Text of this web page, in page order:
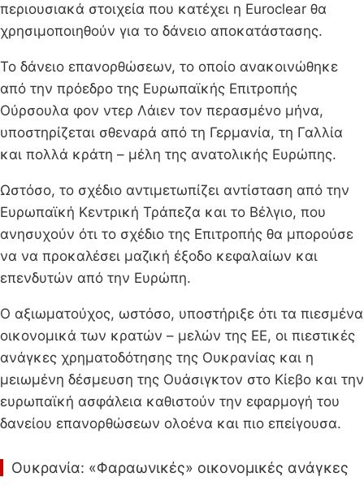
περιουσιακά στοιχεία που κατέχει η Euroclear θα
χρησιμοποιηθούν για το δάνειο αποκατάστασης.
Το δάνειο επανορθώσεων, το οποίο ανακοινώθηκε
από την πρόεδρο της Ευρωπαϊκής Επιτροπής
Ούρσουλα φον ντερ Λάιεν τον περασμένο μήνα,
υποστηρίζεται σθεναρά από τη Γερμανία, τη Γαλλία
και πολλά κράτη – μέλη της ανατολικής Ευρώπης.
Ωστόσο, το σχέδιο αντιμετωπίζει αντίσταση από την
Ευρωπαϊκή Κεντρική Τράπεζα και το Βέλγιο, που
ανησυχούν ότι το σχέδιο της Επιτροπής θα μπορούσε
να να προκαλέσει μαζική έξοδο κεφαλαίων και
επενδυτών από την Ευρώπη.
Ο αξιωματούχος, ωστόσο, υποστήριξε ότι τα πιεσμένα
οικονομικά των κρατών – μελών της ΕΕ, οι πιεστικές
ανάγκες χρηματοδότησης της Ουκρανίας και η
μειωμένη δέσμευση της Ουάσιγκτον στο Κίεβο και την
ευρωπαϊκή ασφάλεια καθιστούν την εφαρμογή του
δανείου επανορθώσεων ολοένα και πιο επείγουσα.
Ουκρανία: «Φαραωνικές» οικονομικές ανάγκες